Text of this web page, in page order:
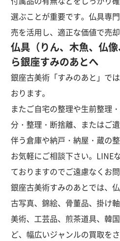
選ぶことが重要です。仏具専
売を活用し、適正な価値で売却
仏具（りん、木魚、仏
ら銀座すみのあとへ
銀座古美術「すみのあと」で
おります。
またご自宅の整理や生前整理
分・整理・断捨離、またはご
伴う倉庫や納戸・納屋・蔵の
お気軽にご相談下さい。LINE
ておりますのでご遠慮なくお
銀座古美術すみのあとでは、
古写真、錦絵、骨董品、掛け
美術、工芸品、煎茶道具、韓
ど、幅広いジャンルの買取を